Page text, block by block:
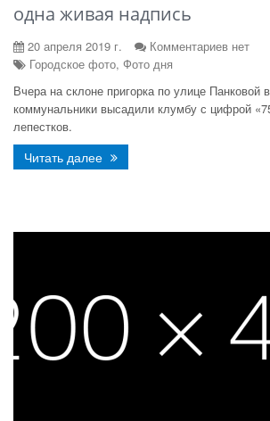
одна живая надпись
20 апреля 2019 г.
Комментариев нет
Городское фото, Фото дня
Вчера на склоне пригорка по улице Панковой
коммунальники высадили клумбу с цифрой
лепестков.
Читать далее